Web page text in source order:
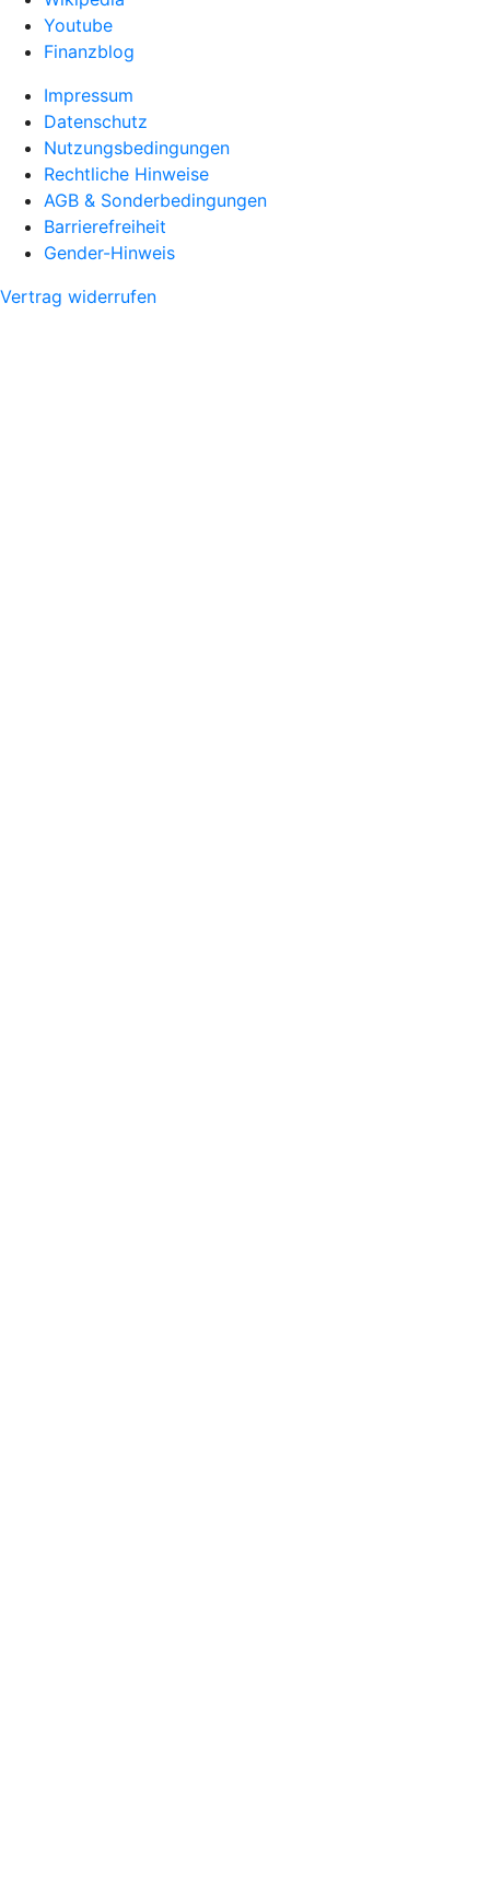
Youtube
Finanzblog
Impressum
Datenschutz
Nutzungsbedingungen
Rechtliche Hinweise
AGB & Sonderbedingungen
Barrierefreiheit
Gender-Hinweis
Vertrag widerrufen